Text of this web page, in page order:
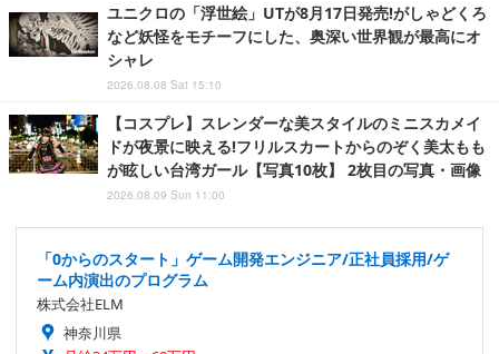
ユニクロの「浮世絵」UTが8月17日発売!がしゃどくろ
など妖怪をモチーフにした、奥深い世界観が最高にオ
シャレ
2026.08.08 Sat 15:10
【コスプレ】スレンダーな美スタイルのミニスカメイ
ドが夜景に映える!フリルスカートからのぞく美太もも
が眩しい台湾ガール【写真10枚】 2枚目の写真・画像
2026.08.09 Sun 11:00
「0からのスタート」ゲーム開発エンジニア/正社員採用/ゲ
ーム内演出のプログラム
株式会社ELM
神奈川県